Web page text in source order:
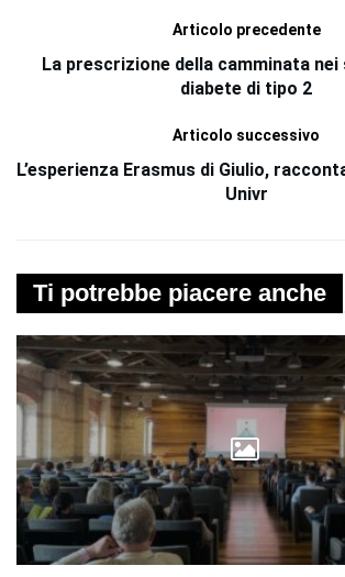
Articolo precedente
La prescrizione della camminata
diabete di tipo 2
Articolo successivo
L’esperienza Erasmus di Giulio,
Univr
Ti potrebbe piacere anche